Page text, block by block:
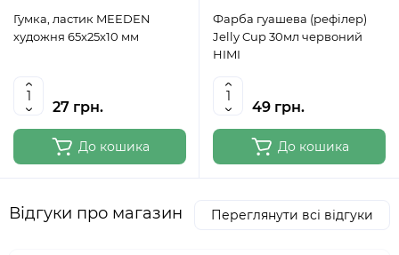
Гумка, ластик MEEDEN
художня 65x25x10 мм
27 грн.
До кошика
Фарба гуашева (рефілер)
Jelly Cup 30мл червоний
HIMI
49 грн.
До кошика
Відгуки про магазин Переглянути всі відгуки